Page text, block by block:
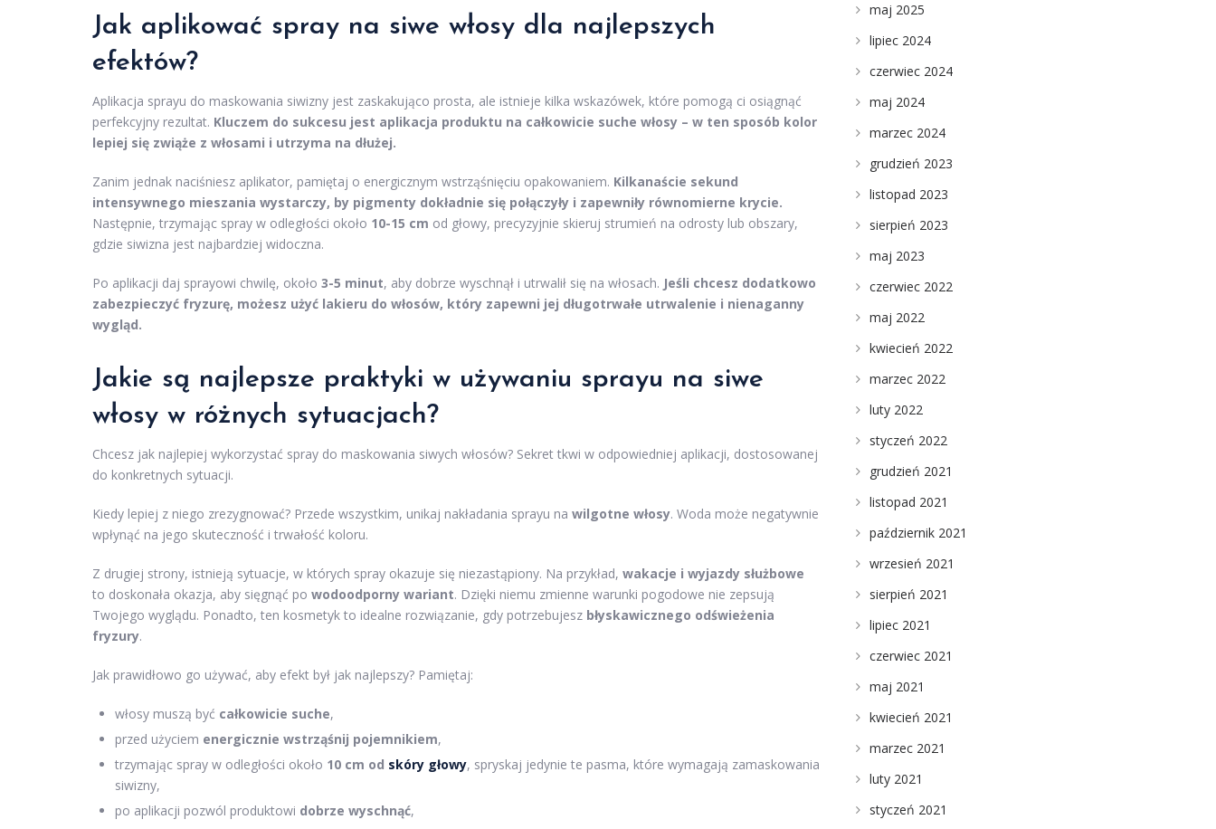
Jak aplikować spray na siwe włosy dla najlepszych
efektów?
Aplikacja sprayu do maskowania siwizny jest zaskakująco prosta, ale istnieje kilka wskazówek, które pomogą ci osiągnąć
perfekcyjny rezultat. Kluczem do sukcesu jest aplikacja produktu na całkowicie suche włosy – w ten sposób kolor
lepiej się zwiąże z włosami i utrzyma na dłużej.
Zanim jednak naciśniesz aplikator, pamiętaj o energicznym wstrząśnięciu opakowaniem. Kilkanaście sekund
intensywnego mieszania wystarczy, by pigmenty dokładnie się połączyły i zapewniły równomierne krycie.
Następnie, trzymając spray w odległości około 10-15 cm od głowy, precyzyjnie skieruj strumień na odrosty lub obszary,
gdzie siwizna jest najbardziej widoczna.
Po aplikacji daj sprayowi chwilę, około 3-5 minut, aby dobrze wyschnął i utrwalił się na włosach. Jeśli chcesz dodatkowo
zabezpieczyć fryzurę, możesz użyć lakieru do włosów, który zapewni jej długotrwałe utrwalenie i nienaganny
wygląd.
Jakie są najlepsze praktyki w używaniu sprayu na siwe
włosy w różnych sytuacjach?
Chcesz jak najlepiej wykorzystać spray do maskowania siwych włosów? Sekret tkwi w odpowiedniej aplikacji, dostosowanej
do konkretnych sytuacji.
Kiedy lepiej z niego zrezygnować? Przede wszystkim, unikaj nakładania sprayu na wilgotne włosy. Woda może negatywnie
wpłynąć na jego skuteczność i trwałość koloru.
Z drugiej strony, istnieją sytuacje, w których spray okazuje się niezastąpiony. Na przykład, wakacje i wyjazdy służbowe
to doskonała okazja, aby sięgnąć po wodoodporny wariant. Dzięki niemu zmienne warunki pogodowe nie zepsują
Twojego wyglądu. Ponadto, ten kosmetyk to idealne rozwiązanie, gdy potrzebujesz błyskawicznego odświeżenia
fryzury.
Jak prawidłowo go używać, aby efekt był jak najlepszy? Pamiętaj:
włosy muszą być całkowicie suche,
przed użyciem energicznie wstrząśnij pojemnikiem,
trzymając spray w odległości około 10 cm od skóry głowy, spryskaj jedynie te pasma, które wymagają zamaskowania
siwizny,
po aplikacji pozwól produktowi dobrze wyschnąć,
maj 2025
lipiec 2024
czerwiec 2024
maj 2024
marzec 2024
grudzień 2023
listopad 2023
sierpień 2023
maj 2023
czerwiec 2022
maj 2022
kwiecień 2022
marzec 2022
luty 2022
styczeń 2022
grudzień 2021
listopad 2021
październik 2021
wrzesień 2021
sierpień 2021
lipiec 2021
czerwiec 2021
maj 2021
kwiecień 2021
marzec 2021
luty 2021
styczeń 2021